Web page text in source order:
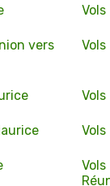
vers